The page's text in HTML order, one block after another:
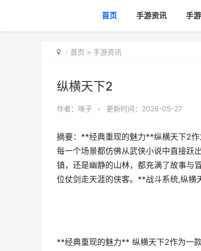
首页 手游资讯 手
首页 > 手游资讯
纵横天下2
作者： 咪子 • 更新时间：2026-05-27
摘要：**经典重现的魅力**纵横天下2
每一个场景都仿佛从武侠小说中直接跃
镇，还是幽静的山林，都充满了故事与
位仗剑走天涯的侠客。**战斗系统,纵横
**经典重现的魅力** 纵横天下2作为一